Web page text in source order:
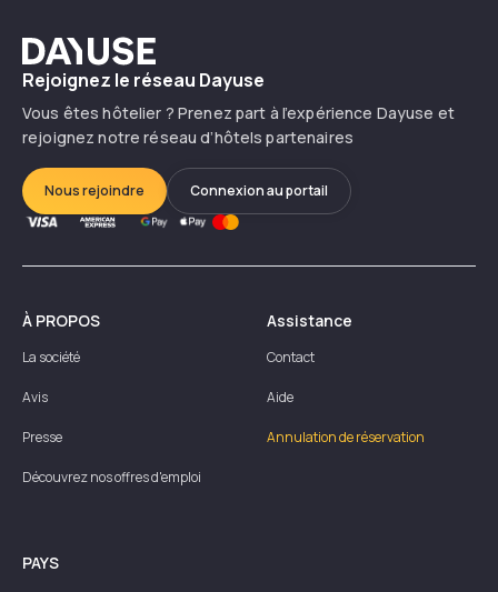
Dayuse
Rejoignez le réseau Dayuse
Vous êtes hôtelier ? Prenez part à l’expérience Dayuse et
rejoignez notre réseau d’hôtels partenaires
Nous rejoindre Connexion au portail
À PROPOS
La société
Avis
Presse
Découvrez nos offres d'emploi
Assistance
Contact
Aide
Annulation de réservation
PAYS